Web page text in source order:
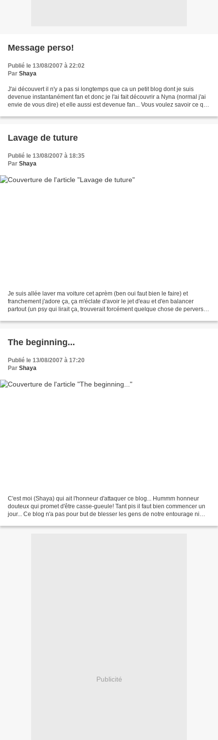
Message perso!
Publié le 13/08/2007 à 22:02
Par Shaya
J'ai découvert il n'y a pas si longtemps que ca un petit blog dont je suis
devenue instantanément fan et donc je l'ai fait découvrir a Nyna (normal j'ai
envie de vous dire) et elle aussi est devenue fan... Vous voulez savoir ce que
Lavage de tuture
Publié le 13/08/2007 à 18:35
Par Shaya
Je suis allée laver ma voiture cet aprèm (ben oui faut bien le faire) et
franchement j'adore ça, ça m'éclate d'avoir le jet d'eau et d'en balancer
partout (un psy qui lirait ça, trouverait forcément quelque chose de pervers
The beginning...
Publié le 13/08/2007 à 17:20
Par Shaya
C'est moi (Shaya) qui ait l'honneur d'attaquer ce blog... Hummm honneur
douteux qui promet d'être casse-gueule! Tant pis il faut bien commencer un
jour... Ce blog n'a pas pour but de blesser les gens de notre entourage ni
Publicité